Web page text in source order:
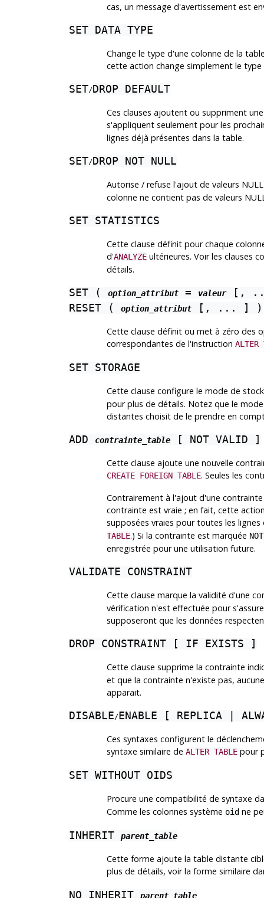
cas, un message d'avertissement est
SET DATA TYPE
Change le type d'une colonne de la
cette action change simplement le
SET/DROP DEFAULT
Ces clauses ajoutent ou suppriment
s'appliquent seulement pour les
lignes déjà présentes dans la table.
SET/DROP NOT NULL
Autorise / refuse l'ajout de valeurs
colonne ne contient pas de valeurs
SET STATISTICS
Cette clause définit pour chaque
d'ANALYZEultérieures. Voir les clauses
détails.
SET ( option_attribut= valeur[,
RESET (
option_attribut[, ... ] )
Cette clause définit ou met à zéro des
correspondantes de l'instruction ALTER
SET STORAGE
Cette clause configure le mode de
pour plus de détails. Notez que le
distantes choisit de le prendre en
ADD contrainte_table[ NOT VALID ]
Cette clause ajoute une nouvelle
CREATE FOREIGN TABLE. Seules les
Contrairement à l'ajout d'une
contrainte est vraie ; en fait, cette
supposées vraies pour toutes les
TABLE.) Si la contrainte est marquée
enregistrée pour une utilisation future.
VALIDATE CONSTRAINT
Cette clause marque la validité d'une
vérification n'est effectuée pour
supposeront que les données
DROP CONSTRAINT [ IF EXISTS ]
Cette clause supprime la contrainte
et que la contrainte n'existe pas,
apparait.
DISABLE/ENABLE [ REPLICA |
Ces syntaxes configurent le
syntaxe similaire de ALTER TABLEpour
SET WITHOUT OIDS
Procure une compatibilité de syntaxe
Comme les colonnes système oidne
INHERIT parent_table
Cette forme ajoute la table distante
plus de détails, voir la forme similaire
NO INHERIT parent_table